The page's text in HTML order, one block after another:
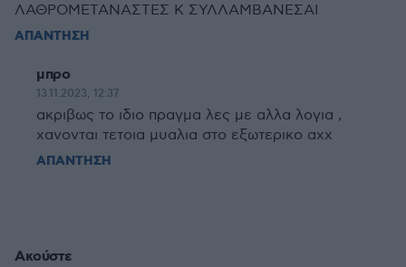
ΛΑΘΡΟΜΕΤΑΝΑΣΤΕΣ Κ ΣΥΛΛΑΜΒΑΝΕΣΑΙ
ΑΠΑΝΤΗΣΗ
μπρο
13.11.2023, 12:37
ακριβως το ιδιο πραγμα λες με αλλα λογια ,
χανονται τετοια μυαλια στο εξωτερικο αχχ
ΑΠΑΝΤΗΣΗ
Ακούστε